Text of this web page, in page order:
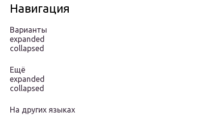
Навигация
Варианты
expanded
collapsed
Ещё
expanded
collapsed
На других языках